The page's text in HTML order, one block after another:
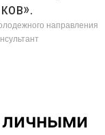
направления